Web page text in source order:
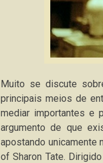
Muito se discute
principais meios de
mediar importantes e
argumento de que
apostando unicamente
of Sharon Tate.